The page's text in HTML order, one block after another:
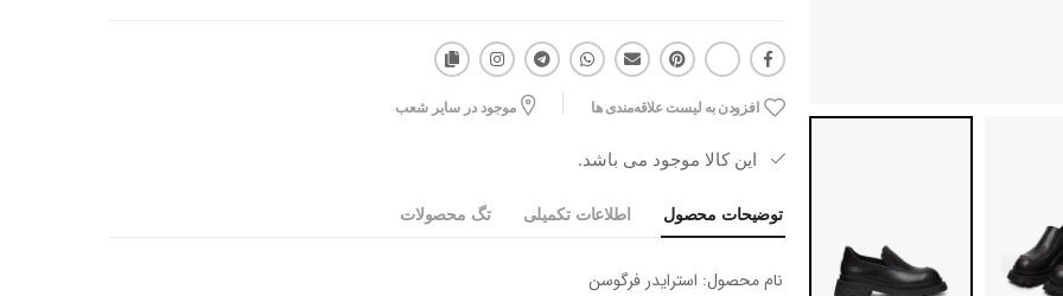
افزودن به لیست علاقه‌مندی ها موجود در سایر شعب
این کالا موجود می باشد.
توضیحات محصول اطلاعات تکمیلی تگ محصولات
نام محصول: استرایدر فرگوسن